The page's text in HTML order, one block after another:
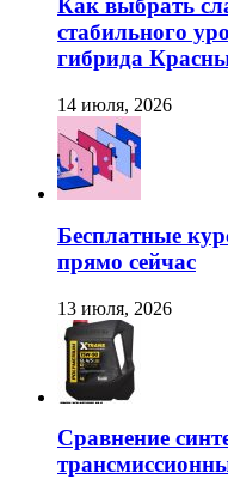
Как выбрать
стабильного
гибрида
14 июля, 2026
Бесплатные
прямо сейчас
13 июля, 2026
Сравнение